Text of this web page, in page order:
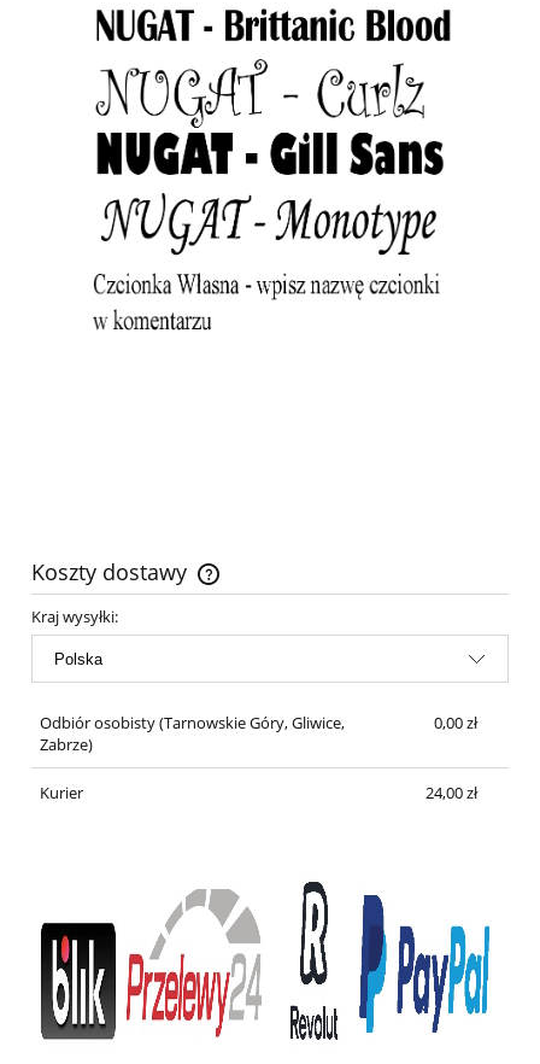
Koszty dostawy
Cena nie zawiera ewentualnych kosztów płatności
Kraj wysyłki:
Odbiór osobisty(Tarnowskie Góry, Gliwice,
Zabrze)
0,00 zł
Kurier 24,00 zł